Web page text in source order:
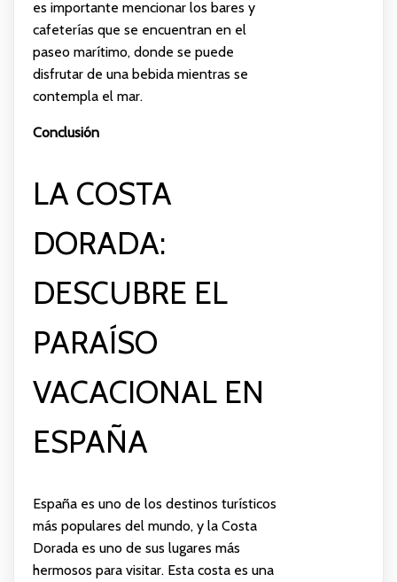
es importante mencionar los bares y
cafeterías que se encuentran en el
paseo marítimo, donde se puede
disfrutar de una bebida mientras se
contempla el mar.
Conclusión
LA COSTA
DORADA:
DESCUBRE EL
PARAÍSO
VACACIONAL EN
ESPAÑA
España es uno de los destinos turísticos
más populares del mundo, y la Costa
Dorada es uno de sus lugares más
hermosos para visitar. Esta costa es una